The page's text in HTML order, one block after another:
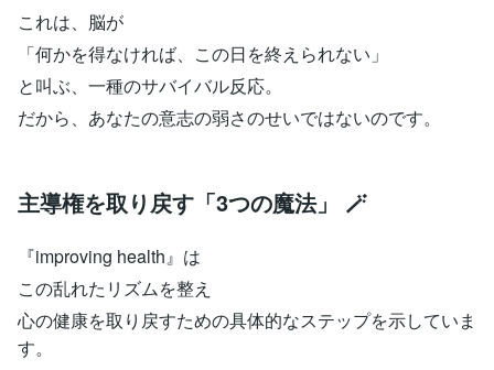
これは、脳が
「何かを得なければ、この日を終えられない」
と叫ぶ、一種のサバイバル反応。
だから、あなたの意志の弱さのせいではないのです。
主導権を取り戻す「3つの魔法」 🪄
『improving health』は
この乱れたリズムを整え
心の健康を取り戻すための具体的なステップを示していま
す。